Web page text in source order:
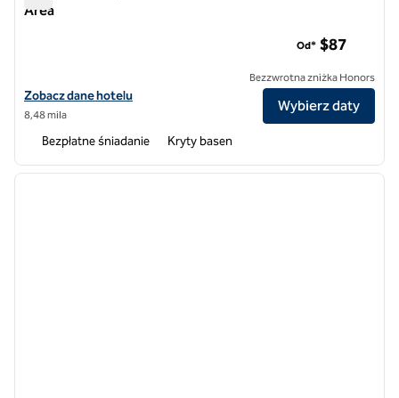
Area
Zobacz szczegóły hotelu dla Hampton Inn by Hilton Omaha UN
Zobacz dane hotelu
8,48 mila
Od* $87
Bezzwrotna zniżka Honors
Wybierz daty
Bezpłatne śniadanie Kryty basen
1 z 12